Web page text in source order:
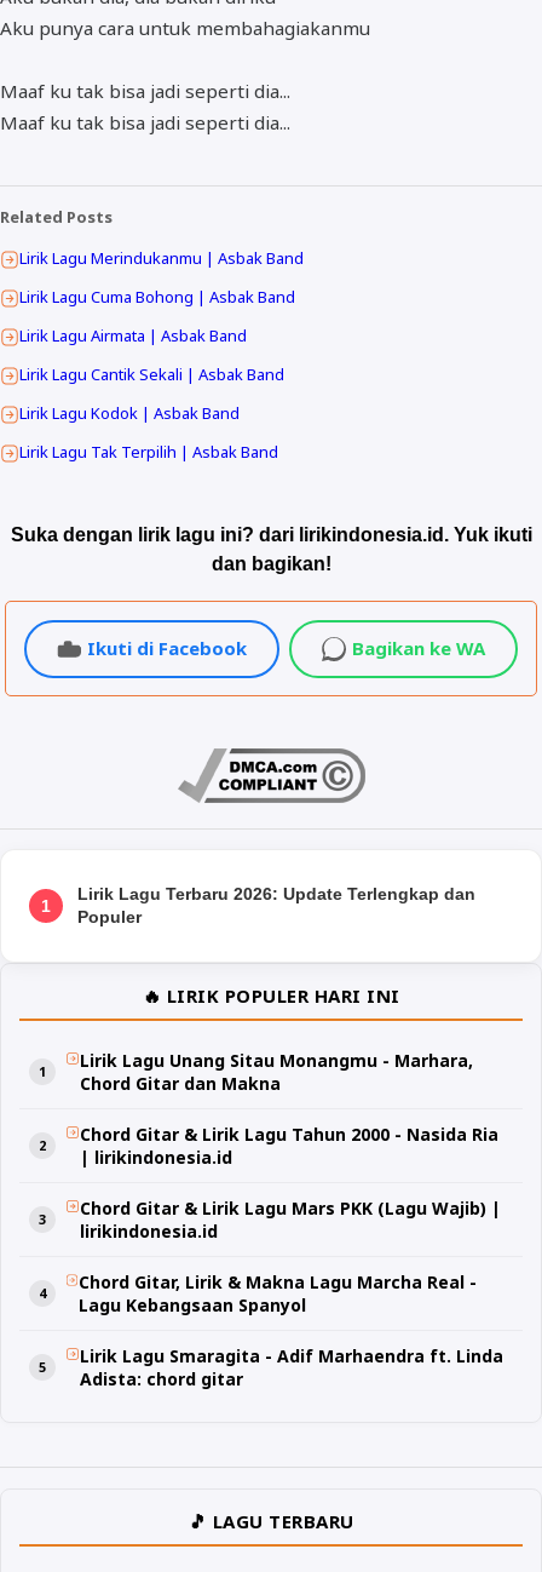
Aku punya cara untuk membahagiakanmu
Maaf ku tak bisa jadi seperti dia...
Maaf ku tak bisa jadi seperti dia...
Related Posts
Lirik Lagu Merindukanmu | Asbak Band
Lirik Lagu Cuma Bohong | Asbak Band
Lirik Lagu Airmata | Asbak Band
Lirik Lagu Cantik Sekali | Asbak Band
Lirik Lagu Kodok | Asbak Band
Lirik Lagu Tak Terpilih | Asbak Band
Suka dengan lirik lagu ini? dari lirikindonesia.id. Yuk ikuti
dan bagikan!
Ikuti di Facebook Bagikan ke WA
1
Lirik Lagu Terbaru 2026: Update Terlengkap dan
Populer
🔥 LIRIK POPULER HARI INI
Lirik Lagu Unang Sitau Monangmu - Marhara,
Chord Gitar dan Makna
Chord Gitar & Lirik Lagu Tahun 2000 - Nasida Ria
| lirikindonesia.id
Chord Gitar & Lirik Lagu Mars PKK (Lagu Wajib) |
lirikindonesia.id
Chord Gitar, Lirik & Makna Lagu Marcha Real -
Lagu Kebangsaan Spanyol
Lirik Lagu Smaragita - Adif Marhaendra ft. Linda
Adista: chord gitar
🎵 LAGU TERBARU